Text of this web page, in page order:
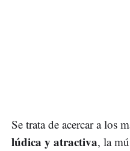
Se trata de acercar a los
lúdica y atractiva, la